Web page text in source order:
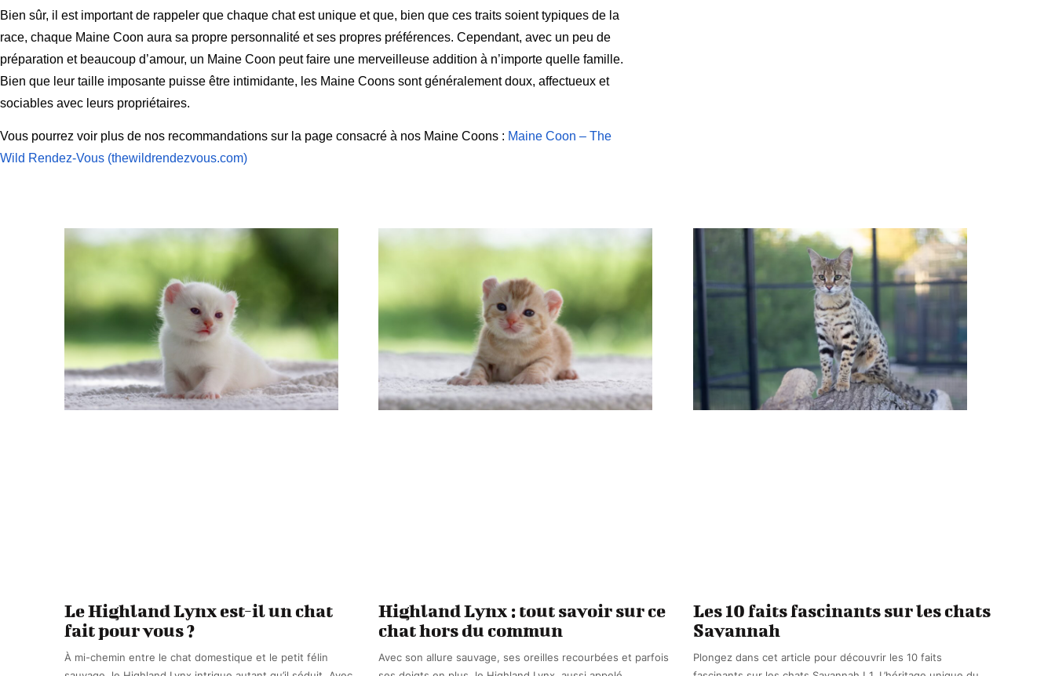
Bien sûr, il est important de rappeler que chaque chat est unique et que, bien que ces traits soient typiques de la
race, chaque Maine Coon aura sa propre personnalité et ses propres préférences. Cependant, avec un peu de
préparation et beaucoup d’amour, un Maine Coon peut faire une merveilleuse addition à n’importe quelle famille.
Bien que leur taille imposante puisse être intimidante, les Maine Coons sont généralement doux, affectueux et
sociables avec leurs propriétaires.
Vous pourrez voir plus de nos recommandations sur la page consacré à nos Maine Coons : Maine Coon – The
Wild Rendez-Vous (thewildrendezvous.com)
Le Highland Lynx est-il un chat
fait pour vous ?
À mi-chemin entre le chat domestique et le petit félin
Highland Lynx : tout savoir sur ce
chat hors du commun
Avec son allure sauvage, ses oreilles recourbées et parfois
Les 10 faits fascinants sur les chats
Savannah
Plongez dans cet article pour découvrir les 10 faits